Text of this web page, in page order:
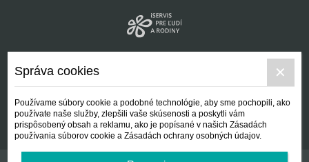
Správa cookies
Používame súbory cookie a podobné technológie, aby sme pochopili, ako
používate naše služby, zlepšili vaše skúsenosti a poskytli vám
prispôsobený obsah a reklamu, ako je popísané v našich Zásadách
používania súborov cookie a Zásadách ochrany osobných údajov.